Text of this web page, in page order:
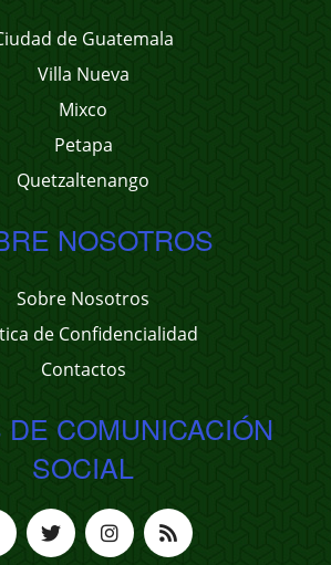
de Guatemala
Villa Nueva
Mixco
Petapa
Quetzaltenango
NOSOTROS
Sobre Nosotros
de Confidencialidad
Contactos
COMUNICACIÓN
SOCIAL